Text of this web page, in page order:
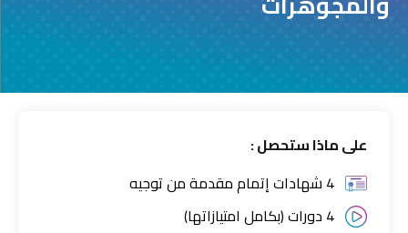
على ماذا ستحصل :
4 شهادات إتمام مقدمة من توجيه
4 دورات (بكامل امتيازاتها)